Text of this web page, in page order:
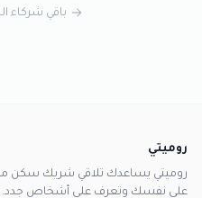
باقي شركاء
روميتي
روميتي يساعدك تلاقي شريك سكن
على نفسك وتعرف على أشخاص جدد.